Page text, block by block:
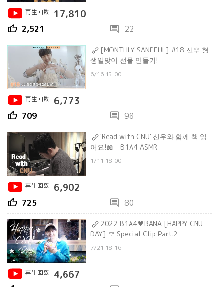
再生回数
17,810
thumb_up 2,521 comment 22
[MONTHLY SANDEUL] #18 신우 형
생일맞이 선물 만들기!
6/16 15:00
再生回数 6,773
thumb_up 709 comment 98
'Read with CNU' 신우와 함께 책 읽
어요!📖│B1A4 ASMR
1/11 18:00
再生回数 6,902
thumb_up 725 comment 80
2022 B1A4♥BANA [HAPPY CNU
DAY] 🩳 Special Clip Part.2
7/21 18:16
再生回数 4,667